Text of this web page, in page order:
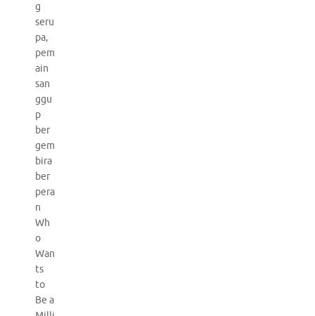
g
seru
pa,
pem
ain
san
ggu
p
ber
gem
bira
ber
pera
n
Wh
o
Wan
ts
to
Be a